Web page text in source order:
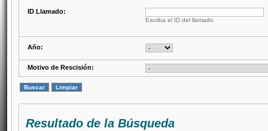
ID Llamado:
Escriba el ID del llamado
Año:
Motivo de Rescisión:
Resultado de la Búsqueda